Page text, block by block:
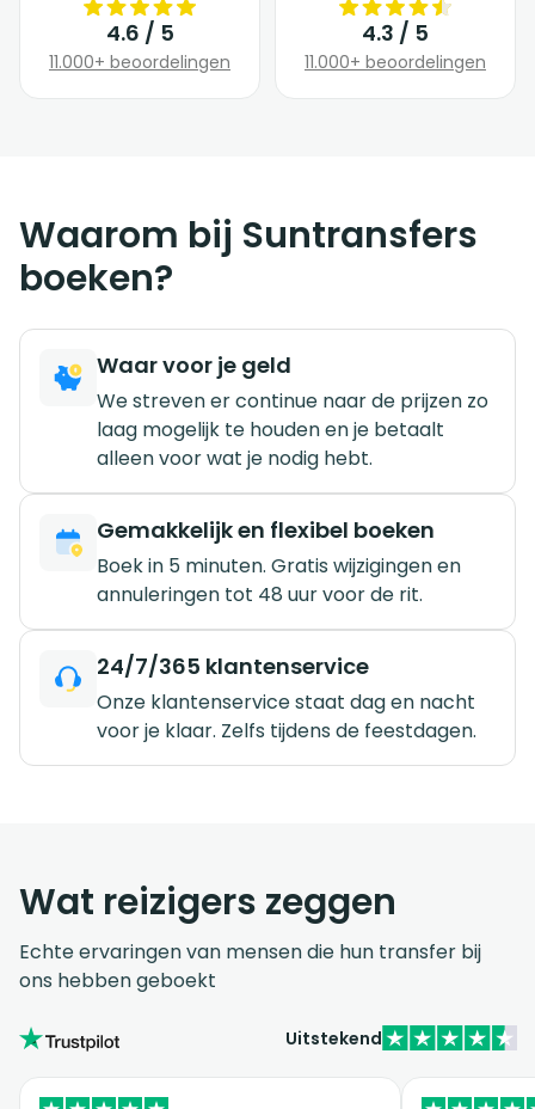
4.6 / 5
11.000+ beoordelingen
4.3 / 5
11.000+ beoordelingen
Waarom bij Suntransfers
boeken?
Waar voor je geld
We streven er continue naar de prijzen zo
laag mogelijk te houden en je betaalt
alleen voor wat je nodig hebt.
Gemakkelijk en flexibel boeken
Boek in 5 minuten. Gratis wijzigingen en
annuleringen tot 48 uur voor de rit.
24/7/365 klantenservice
Onze klantenservice staat dag en nacht
voor je klaar. Zelfs tijdens de feestdagen.
Wat reizigers zeggen
Echte ervaringen van mensen die hun transfer bij
ons hebben geboekt
Uitstekend